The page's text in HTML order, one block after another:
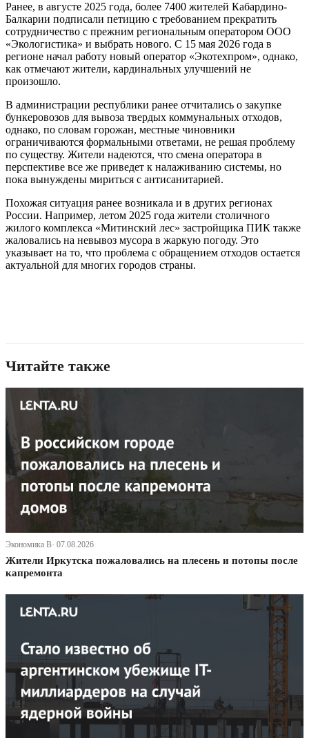
Ранее, в августе 2025 года, более 7400 жителей Кабардино-
Балкарии подписали петицию с требованием прекратить
сотрудничество с прежним региональным оператором ООО
«Экологистика» и выбрать нового. С 15 мая 2026 года в
регионе начал работу новый оператор «Экотехпром», однако,
как отмечают жители, кардинальных улучшений не
произошло.
В администрации республики ранее отчитались о закупке
бункеровозов для вывоза твердых коммунальных отходов,
однако, по словам горожан, местные чиновники
ограничиваются формальными ответами, не решая проблему
по существу. Жители надеются, что смена оператора в
перспективе все же приведет к налаживанию системы, но
пока вынуждены мириться с антисанитарией.
Похожая ситуация ранее возникала и в других регионах
России. Например, летом 2025 года жители столичного
жилого комплекса «Митинский лес» застройщика ПИК также
жаловались на невывоз мусора в жаркую погоду. Это
указывает на то, что проблема с обращением отходов остается
актуальной для многих городов страны.
Читайте также
Экономика В· 07.08.2026
Жители Иркутска пожаловались на плесень и потопы после
капремонта